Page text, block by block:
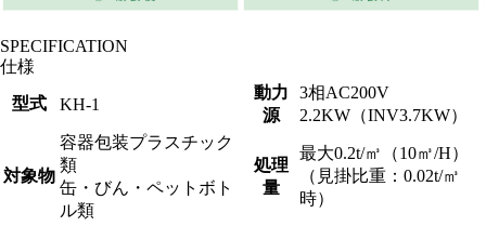
SPECIFICATION
仕様
型式
KH-1
動力
源
3相AC200V
2.2KW（INV3.7KW）
対象物
容器包装プラスチック
類
缶・びん・ペットボト
ル類
処理
量
最大0.2t/㎥（10㎥/H）
（見掛比重：0.02t/㎥
時）